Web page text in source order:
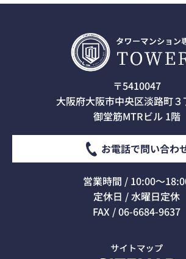
〒5410047
大阪府大阪市中央区淡路町
御堂筋MTRビル 1階
お電話で問い合わ
営業時間 / 10:00～
定休日 / 水曜日定休
FAX / 06-6684-9637